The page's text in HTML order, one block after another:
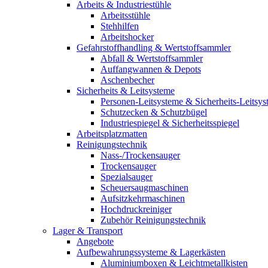
Arbeits & Industriestühle
Arbeitsstühle
Stehhilfen
Arbeitshocker
Gefahrstoffhandling & Wertstoffsammler
Abfall & Wertstoffsammler
Auffangwannen & Depots
Aschenbecher
Sicherheits & Leitsysteme
Personen-Leitsysteme & Sicherheits-
Schutzecken & Schutzbügel
Industriespiegel & Sicherheitsspiegel
Arbeitsplatzmatten
Reinigungstechnik
Nass-/Trockensauger
Trockensauger
Spezialsauger
Scheuersaugmaschinen
Aufsitzkehrmaschinen
Hochdruckreiniger
Zubehör Reinigungstechnik
Lager & Transport
Angebote
Aufbewahrungssysteme & Lagerkästen
Aluminiumboxen & Leichtmetallkisten